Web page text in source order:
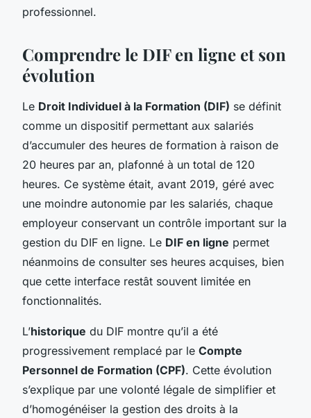
professionnel.
Comprendre le DIF en ligne et son
évolution
Le Droit Individuel à la Formation (DIF) se définit
comme un dispositif permettant aux salariés
d’accumuler des heures de formation à raison de
20 heures par an, plafonné à un total de 120
heures. Ce système était, avant 2019, géré avec
une moindre autonomie par les salariés, chaque
employeur conservant un contrôle important sur la
gestion du DIF en ligne. Le DIF en ligne permet
néanmoins de consulter ses heures acquises, bien
que cette interface restât souvent limitée en
fonctionnalités.
L’historique du DIF montre qu’il a été
progressivement remplacé par le Compte
Personnel de Formation (CPF). Cette évolution
s’explique par une volonté légale de simplifier et
d’homogénéiser la gestion des droits à la